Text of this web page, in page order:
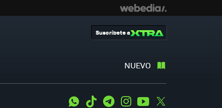
NUEVO
Suscríbete a
WhatsApp
Tiktok TelegramInstagramYoutube